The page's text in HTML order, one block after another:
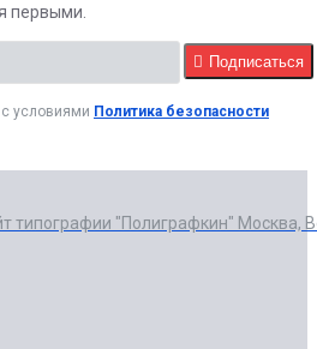
первыми.
Подписаться
условиями Политика безопасности
типографии "Полиграфкин" Москва,